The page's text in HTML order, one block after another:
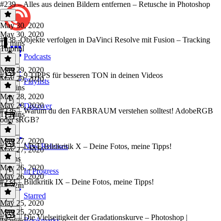
Podcasts
Playlists
Discover
New Releases
In Progress
Starred
#239 – Alles aus deinen Bildern entfernen – Retusche in Photoshop
May 30, 2020
May 30, 2020
15 mins
#238 -Objekte verfolgen in DaVinci Resolve mit Fusion – Tracking
Tutorial
May 29, 2020
May 29, 2020
12 mins
#237 – 9 TIPPS für besseren TON in deinen Videos
May 28, 2020
May 28, 2020
17 mins
#236 – Warum du den FARBRAUM verstehen solltest! AdobeRGB
oder sRGB?
May 27, 2020
May 27, 2020
6 mins
#235 – LIVE Bildkritik X – Deine Fotos, meine Tipps!
May 26, 2020
May 26, 2020
1h 22m
#234 – Bildkritik IX – Deine Fotos, meine Tipps!
May 25, 2020
May 25, 2020
#323 – Die Vielseitigkeit der Gradationskurve – Photoshop |